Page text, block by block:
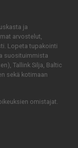
ja
arvostelut,
Lopeta tupakointi
suosituimmista
Tallink Silja, Baltic
sekä kotimaan
omistajat.